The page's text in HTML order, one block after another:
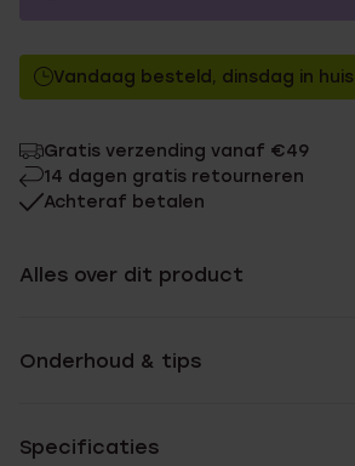
Zonder memberkorting
Met memberkorting
Vandaag besteld, dinsdag in huis
Gratis verzending vanaf €49
14 dagen gratis retourneren
Achteraf betalen
Alles over dit product
Onderhoud & tips
Specificaties